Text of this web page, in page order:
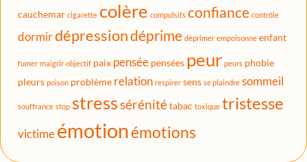
cauchemar cigarette colère compulsifs confiance contrôle
dormirdépressiondéprime déprimer empoisonne enfant
fumer maigrir objectif paix pensée pensées peur peurs phobie
pleurs poison problème relation respirer sens se plaindre sommeil
souffrance stop stresssérénitétabac toxique tristesse
victimeémotionémotions